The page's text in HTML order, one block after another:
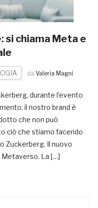
si chiama Meta e
da Valeria Magni
durante l’evento
il nostro brand è
che non può
ciò che stiamo facendo
Zuckerberg. Il nuovo
La […]